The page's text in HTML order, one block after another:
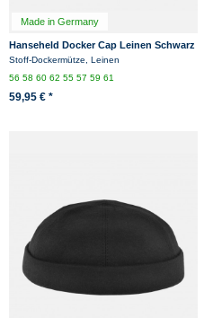
Made in Germany
Hanseheld Docker Cap Leinen Schwarz
Kurz Flach Segler Sailor Cap
Stoff-Dockermütze, Leinen
5658606255575961
59,95 € *